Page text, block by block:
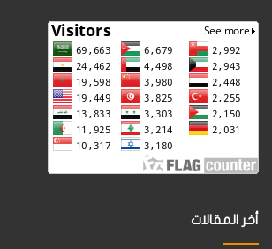
أخر المقالات